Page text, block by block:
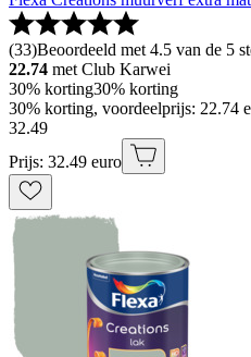
(33)Beoordeeld met 4.5 van de 5
22.74 met Club Karwei
30% korting30% korting
30% korting, voordeelprijs: 22.74
32.49
Prijs: 32.49 euro